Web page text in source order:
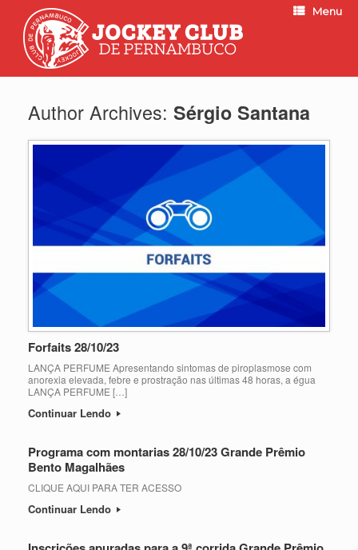
Menu
Author Archives: Sérgio Santana
Forfaits 28/10/23
LANÇA PERFUME Apresentando sintomas de piroplasmose com
anorexia elevada, febre e prostração nas últimas 48 horas, a égua
LANÇA PERFUME […]
Continuar Lendo
Programa com montarias 28/10/23 Grande Prêmio
Bento Magalhães
CLIQUE AQUI PARA TER ACESSO
Continuar Lendo